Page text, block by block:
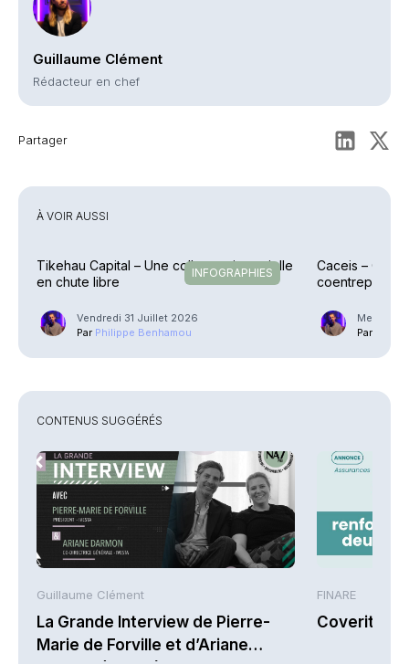
Guillaume Clément
Rédacteur en chef
Partager
À VOIR AUSSI
INFOGRAPHIES
Tikehau Capital – Une collecte trimestrielle
en chute libre
Vendredi 31 Juillet 2026
Par Philippe Benhamou
Caceis –
coentreprise
Mercredi
Par
CONTENUS SUGGÉRÉS
Guillaume Clément
La Grande Interview de Pierre-
Marie de Forville et d’Ariane
FINARE
Coverity